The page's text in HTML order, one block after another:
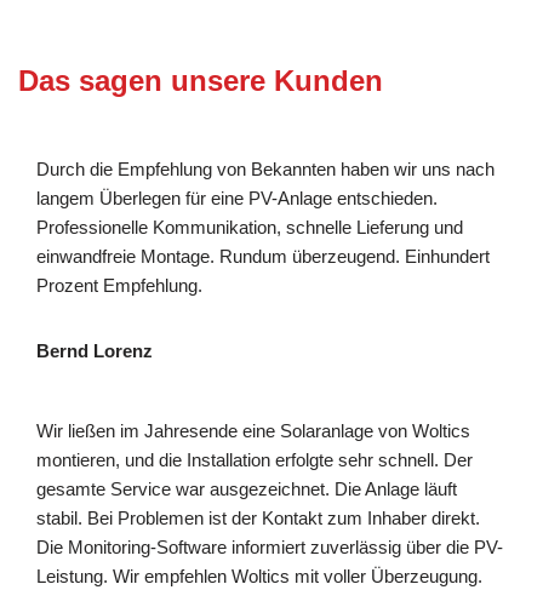
Das sagen unsere Kunden
Durch die Empfehlung von Bekannten haben wir uns nach
langem Überlegen für eine PV-Anlage entschieden.
Professionelle Kommunikation, schnelle Lieferung und
einwandfreie Montage. Rundum überzeugend. Einhundert
Prozent Empfehlung.
Bernd Lorenz
Wir ließen im Jahresende eine Solaranlage von Woltics
montieren, und die Installation erfolgte sehr schnell. Der
gesamte Service war ausgezeichnet. Die Anlage läuft
stabil. Bei Problemen ist der Kontakt zum Inhaber direkt.
Die Monitoring-Software informiert zuverlässig über die PV-
Leistung. Wir empfehlen Woltics mit voller Überzeugung.